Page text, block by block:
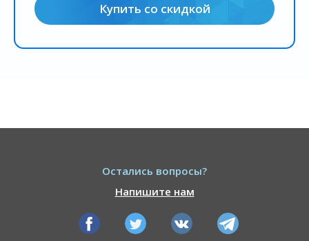
Купить со скидкой
Остались вопросы?
Напишите нам